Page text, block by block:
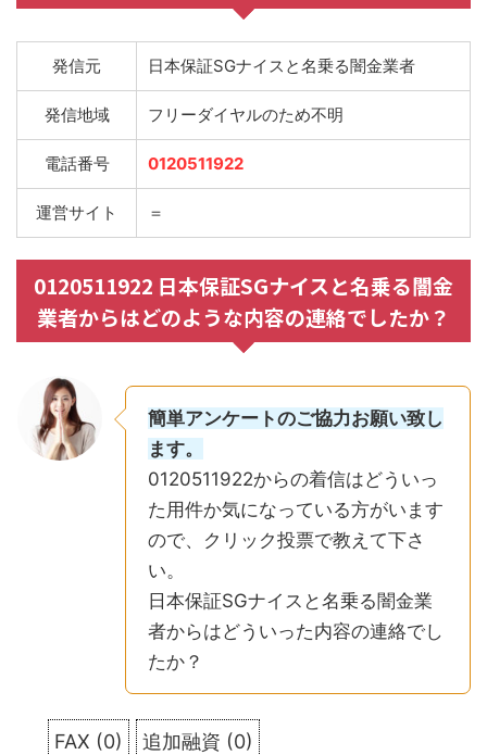
発信元 日本保証SGナイスと名乗る闇金業者
発信地域 フリーダイヤルのため不明
電話番号 0120511922
運営サイト ＝
0120511922 日本保証SGナイスと名乗る闇金
業者からはどのような内容の連絡でしたか？
簡単アンケートのご協力お願い致し
ます。
0120511922からの着信はどういっ
た用件か気になっている方がいます
ので、クリック投票で教えて下さ
い。
日本保証SGナイスと名乗る闇金業
者からはどういった内容の連絡でし
たか？
FAX (0) 追加融資 (0)